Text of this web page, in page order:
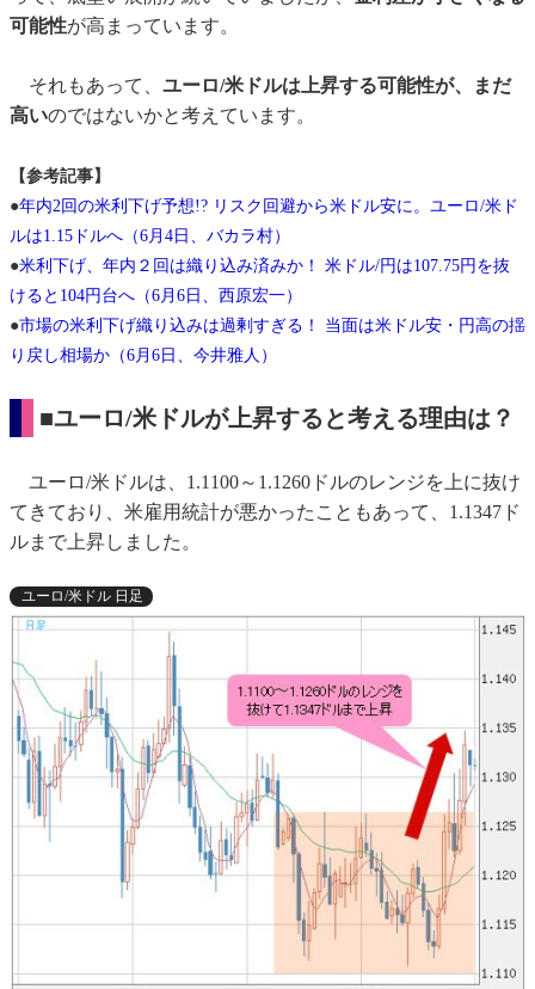
可能性が高まっています。
それもあって、 ユーロ/米ドルは上昇する可能性が、まだ
高いのではないかと考えています。
【参考記事】
●年内2回の米利下げ予想!? リスク回避から米ドル安に。ユーロ/米ド
ルは1.15ドルへ（6月4日、バカラ村）
●米利下げ、年内２回は織り込み済みか！ 米ドル/円は107.75円を抜
けると104円台へ（6月6日、西原宏一）
●市場の米利下げ織り込みは過剰すぎる！ 当面は米ドル安・円高の揺
り戻し相場か（6月6日、今井雅人）
■ユーロ/米ドルが上昇すると考える理由は？
ユーロ/米ドルは、1.1100～1.1260ドルのレンジを上に抜け
てきており、米雇用統計が悪かったこともあって、1.1347ド
ルまで上昇しました。
ユーロ/米ドル 日足